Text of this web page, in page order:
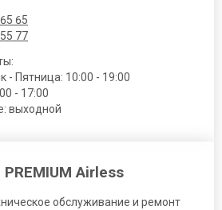
65
77
- Пятница: 10:00 - 19:00
- 17:00
выходной
Airless
обслуживание и ремонт